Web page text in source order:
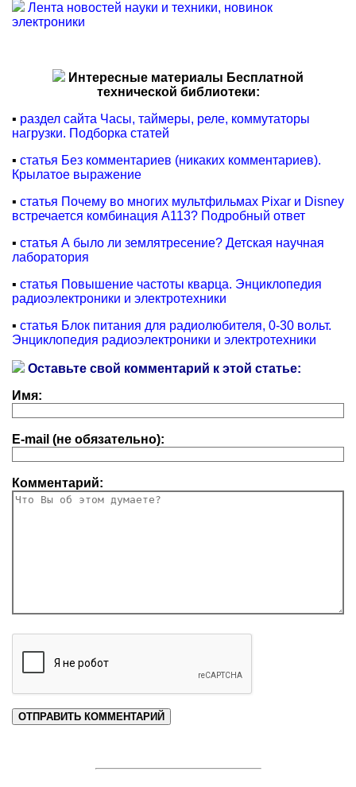
Лента новостей науки и техники, новинок
электроники
Интересные материалы Бесплатной
технической библиотеки:
▪ раздел сайта Часы, таймеры, реле, коммутаторы
нагрузки. Подборка статей
▪ статья Без комментариев (никаких комментариев).
Крылатое выражение
▪ статья Почему во многих мультфильмах Pixar и Disney
встречается комбинация A113? Подробный ответ
▪ статья А было ли землятресение? Детская научная
лаборатория
▪ статья Повышение частоты кварца. Энциклопедия
радиоэлектроники и электротехники
▪ статья Блок питания для радиолюбителя, 0-30 вольт.
Энциклопедия радиоэлектроники и электротехники
Оставьте свой комментарий к этой статье:
Имя:
E-mail (не обязательно):
Комментарий: